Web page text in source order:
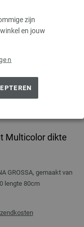
zijn
en jouw
Multicolor dikte
GROSSA, gemaakt van
lengte 80cm